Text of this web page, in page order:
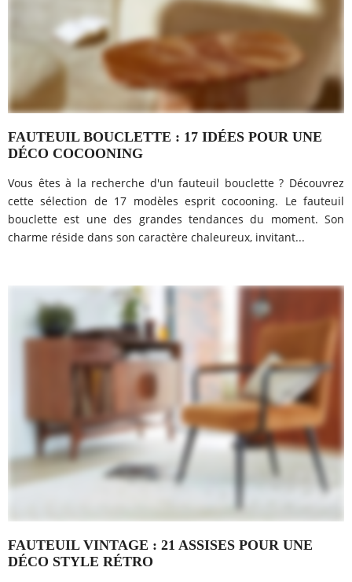
FAUTEUIL BOUCLETTE : 17 IDÉES POUR UNE
DÉCO COCOONING
Vous êtes à la recherche d'un fauteuil bouclette ? Découvrez
cette sélection de 17 modèles esprit cocooning. Le fauteuil
bouclette est une des grandes tendances du moment. Son
charme réside dans son caractère chaleureux, invitant...
FAUTEUIL VINTAGE : 21 ASSISES POUR UNE
DÉCO STYLE RÉTRO